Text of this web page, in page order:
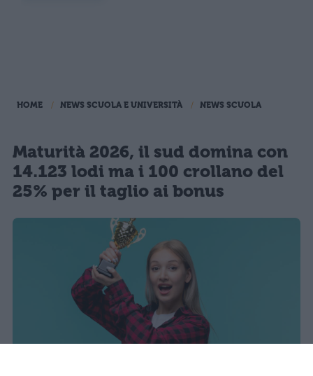
HOME NEWS SCUOLA E UNIVERSITÀ NEWS SCUOLA
Maturità 2026, il sud domina con
14.123 lodi ma i 100 crollano del
25% per il taglio ai bonus